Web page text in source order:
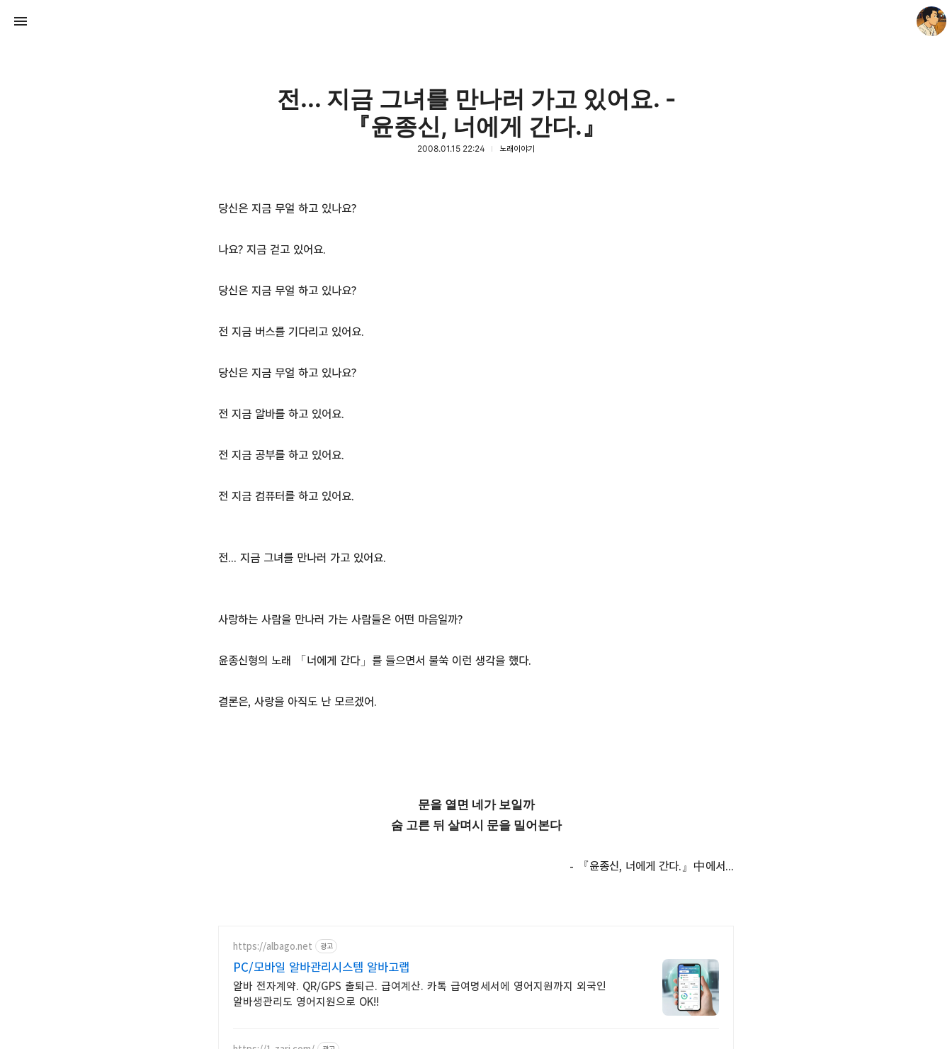
전... 지금 그녀를 만나러 가고 있어요. -
『윤종신, 너에게 간다.』
2008.01.15 22:24 노래이야기
당신은 지금 무얼 하고 있나요?
나요? 지금 걷고 있어요.
당신은 지금 무얼 하고 있나요?
전 지금 버스를 기다리고 있어요.
당신은 지금 무얼 하고 있나요?
전 지금 알바를 하고 있어요.
전 지금 공부를 하고 있어요.
전 지금 컴퓨터를 하고 있어요.
전... 지금 그녀를 만나러 가고 있어요.
사랑하는 사람을 만나러 가는 사람들은 어떤 마음일까?
윤종신형의 노래 「너에게 간다」를 들으면서 불쑥 이런 생각을 했다.
결론은, 사랑을 아직도 난 모르겠어.
문을 열면 네가 보일까
숨 고른 뒤 살며시 문을 밀어본다
- 『윤종신, 너에게 간다.』中에서...
https://albago.net 광고
PC/모바일 알바관리시스템 알바고랩
알바 전자계약. QR/GPS 출퇴근. 급여계산. 카톡 급여명세서에 영어지원까지 외국인
알바생관리도 영어지원으로 OK!!